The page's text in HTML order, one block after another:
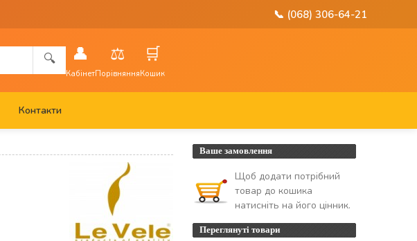
📞 (068) 306-64-21
🔍 👤
Кабінет
⚖️
Порівняння
🛒
Кошик
Контакти
Ваше замовлення
Щоб додати потрібний
товар до кошика
натисніть на його цінник.
Переглянуті товари